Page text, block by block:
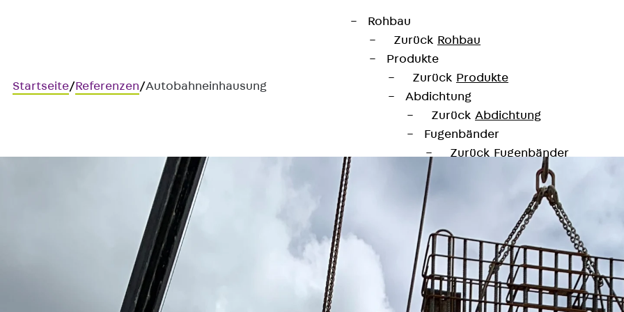
Rohbau
Zurück Rohbau
Produkte
Zurück Produkte
Abdichtung
Zurück Abdichtung
Fugenbänder
Zurück Fugenbänder
KUNEX® Arbeitsfugenbänder
KUNEX® TPE-
KUNEX® Dehnfugenbänder
KUNEX® TPE-Dehnfugenbänder
KUNEX® Fugenabschlussbänder
KUNEX® Klemmfugenband
KUNEX® Schweißkonstruktionen
KUNEX® Sternrohr
Startseite/Referenzen/Autobahneinhausung